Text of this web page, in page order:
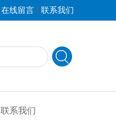
在线留言 | 联系我们
联系我们